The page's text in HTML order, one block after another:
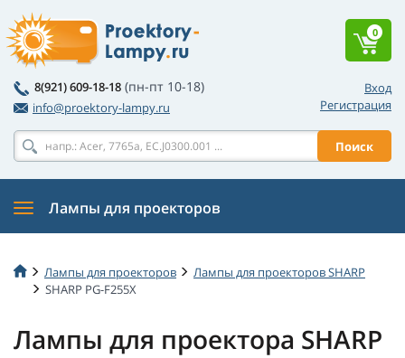
Вход
Регистрация
8(921) 609-18-18 (пн-пт 10-18)
info@proektory-lampy.ru
Поиск
0
Лампы для проекторов
Лампы для проекторов
Лампы для проекторов SHARP
SHARP PG-F255X
Лампы для проектора SHARP